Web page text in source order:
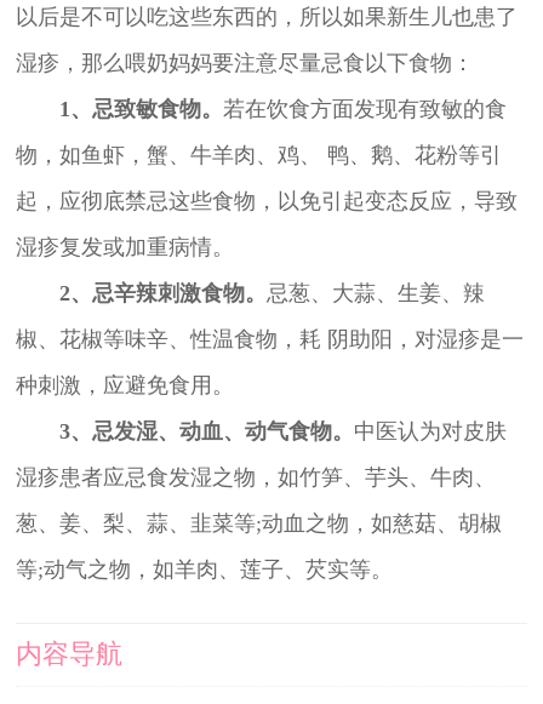
以后是不可以吃这些东西的，所以如果新生儿也患了
湿疹，那么喂奶妈妈要注意尽量忌食以下食物：
1、忌致敏食物。 若在饮食方面发现有致敏的食
物，如鱼虾，蟹、牛羊肉、鸡、 鸭、鹅、花粉等引
起，应彻底禁忌这些食物，以免引起变态反应，导致
湿疹复发或加重病情。
2、忌辛辣刺激食物。 忌葱、大蒜、生姜、辣
椒、花椒等味辛、性温食物，耗 阴助阳，对湿疹是一
种刺激，应避免食用。
3、忌发湿、动血、动气食物。 中医认为对皮肤
湿疹患者应忌食发湿之物，如竹笋、芋头、牛肉、
葱、姜、梨、蒜、韭菜等;动血之物，如慈菇、胡椒
等;动气之物，如羊肉、莲子、芡实等。
内容导航